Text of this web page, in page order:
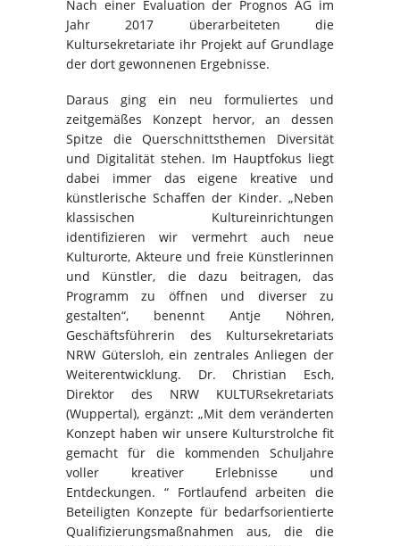
Nach einer Evaluation der Prognos AG im
Jahr 2017 überarbeiteten die
Kultursekretariate ihr Projekt auf Grundlage
der dort gewonnenen Ergebnisse.
Daraus ging ein neu formuliertes und
zeitgemäßes Konzept hervor, an dessen
Spitze die Querschnittsthemen Diversität
und Digitalität stehen. Im Hauptfokus liegt
dabei immer das eigene kreative und
künstlerische Schaffen der Kinder. „Neben
klassischen Kultureinrichtungen
identifizieren wir vermehrt auch neue
Kulturorte, Akteure und freie Künstlerinnen
und Künstler, die dazu beitragen, das
Programm zu öffnen und diverser zu
gestalten“, benennt Antje Nöhren,
Geschäftsführerin des Kultursekretariats
NRW Gütersloh, ein zentrales Anliegen der
Weiterentwicklung. Dr. Christian Esch,
Direktor des NRW KULTURsekretariats
(Wuppertal), ergänzt: „Mit dem veränderten
Konzept haben wir unsere Kulturstrolche fit
gemacht für die kommenden Schuljahre
voller kreativer Erlebnisse und
Entdeckungen. “ Fortlaufend arbeiten die
Beteiligten Konzepte für bedarfsorientierte
Qualifizierungsmaßnahmen aus, die die